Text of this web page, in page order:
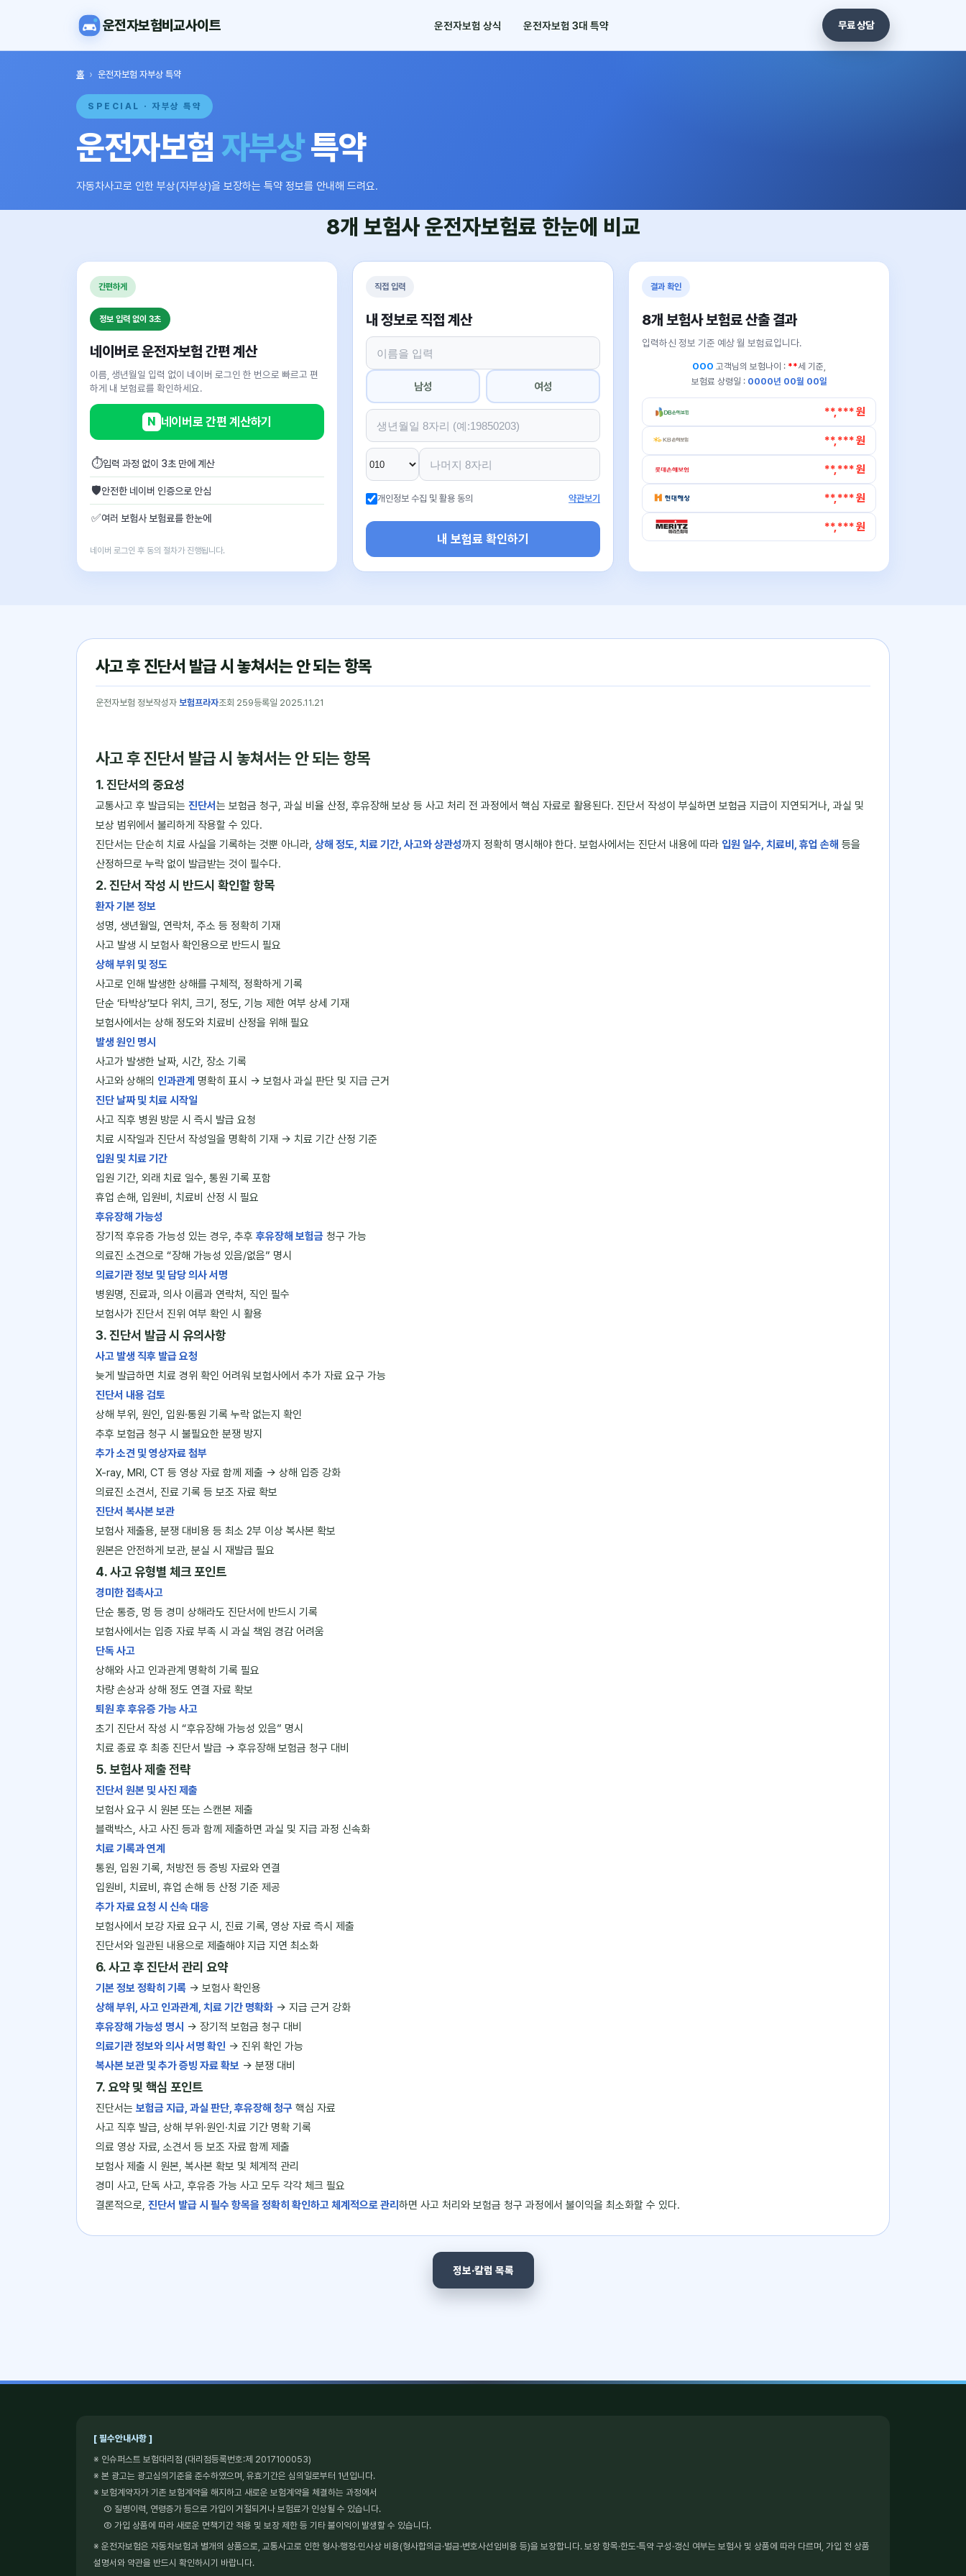
운전자보험비교사이트 운전자보험 상식 운전자보험 3대 특약 무료 상담
홈 › 운전자보험 자부상 특약
SPECIAL · 자부상 특약
운전자보험 자부상특약
자동차사고로 인한 부상(자부상)을 보장하는 특약 정보를 안내해 드려요.
8개 보험사운전자보험료 한눈에 비교
간편하게
정보 입력 없이 3초
네이버로 운전자보험 간편 계산
이름, 생년월일 입력 없이 네이버 로그인 한 번으로 빠르고 편
하게 내 보험료를 확인하세요.
N 네이버로 간편 계산하기
⏱입력 과정 없이 3초 만에 계산
🛡안전한 네이버 인증으로 안심
✅여러 보험사 보험료를 한눈에
네이버 로그인 후 동의 절차가 진행됩니다.
직접 입력
내 정보로 직접 계산
남성 여성
개인정보 수집 및 활용 동의 약관보기
내 보험료 확인하기
결과 확인
8개 보험사 보험료 산출 결과
입력하신 정보 기준 예상 월 보험료입니다.
OOO 고객님의 보험나이 : **세 기준,
보험료 상령일 : 0000년 00월 00일
**,*** 원
**,*** 원
**,*** 원
**,*** 원
**,*** 원
사고 후 진단서 발급 시 놓쳐서는 안 되는 항목
운전자보험 정보작성자 보험프라자조회 259등록일 2025.11.21
사고 후 진단서 발급 시 놓쳐서는 안 되는 항목
1. 진단서의 중요성
교통사고 후 발급되는 진단서는 보험금 청구, 과실 비율 산정, 후유장해 보상 등 사고 처리 전 과정에서 핵심 자료로 활용된다. 진단서 작성이 부실하면 보험금 지급이 지연되거나, 과실 및
보상 범위에서 불리하게 작용할 수 있다.
진단서는 단순히 치료 사실을 기록하는 것뿐 아니라, 상해 정도, 치료 기간, 사고와 상관성까지 정확히 명시해야 한다. 보험사에서는 진단서 내용에 따라 입원 일수, 치료비, 휴업 손해 등을
산정하므로 누락 없이 발급받는 것이 필수다.
2. 진단서 작성 시 반드시 확인할 항목
환자 기본 정보
성명, 생년월일, 연락처, 주소 등 정확히 기재
사고 발생 시 보험사 확인용으로 반드시 필요
상해 부위 및 정도
사고로 인해 발생한 상해를 구체적, 정확하게 기록
단순 ‘타박상’보다 위치, 크기, 정도, 기능 제한 여부 상세 기재
보험사에서는 상해 정도와 치료비 산정을 위해 필요
발생 원인 명시
사고가 발생한 날짜, 시간, 장소 기록
사고와 상해의 인과관계 명확히 표시 → 보험사 과실 판단 및 지급 근거
진단 날짜 및 치료 시작일
사고 직후 병원 방문 시 즉시 발급 요청
치료 시작일과 진단서 작성일을 명확히 기재 → 치료 기간 산정 기준
입원 및 치료 기간
입원 기간, 외래 치료 일수, 통원 기록 포함
휴업 손해, 입원비, 치료비 산정 시 필요
후유장해 가능성
장기적 후유증 가능성 있는 경우, 추후 후유장해 보험금 청구 가능
의료진 소견으로 “장해 가능성 있음/없음” 명시
의료기관 정보 및 담당 의사 서명
병원명, 진료과, 의사 이름과 연락처, 직인 필수
보험사가 진단서 진위 여부 확인 시 활용
3. 진단서 발급 시 유의사항
사고 발생 직후 발급 요청
늦게 발급하면 치료 경위 확인 어려워 보험사에서 추가 자료 요구 가능
진단서 내용 검토
상해 부위, 원인, 입원·통원 기록 누락 없는지 확인
추후 보험금 청구 시 불필요한 분쟁 방지
추가 소견 및 영상자료 첨부
X-ray, MRI, CT 등 영상 자료 함께 제출 → 상해 입증 강화
의료진 소견서, 진료 기록 등 보조 자료 확보
진단서 복사본 보관
보험사 제출용, 분쟁 대비용 등 최소 2부 이상 복사본 확보
원본은 안전하게 보관, 분실 시 재발급 필요
4. 사고 유형별 체크 포인트
경미한 접촉사고
단순 통증, 멍 등 경미 상해라도 진단서에 반드시 기록
보험사에서는 입증 자료 부족 시 과실 책임 경감 어려움
단독 사고
상해와 사고 인과관계 명확히 기록 필요
차량 손상과 상해 정도 연결 자료 확보
퇴원 후 후유증 가능 사고
초기 진단서 작성 시 “후유장해 가능성 있음” 명시
치료 종료 후 최종 진단서 발급 → 후유장해 보험금 청구 대비
5. 보험사 제출 전략
진단서 원본 및 사진 제출
보험사 요구 시 원본 또는 스캔본 제출
블랙박스, 사고 사진 등과 함께 제출하면 과실 및 지급 과정 신속화
치료 기록과 연계
통원, 입원 기록, 처방전 등 증빙 자료와 연결
입원비, 치료비, 휴업 손해 등 산정 기준 제공
추가 자료 요청 시 신속 대응
보험사에서 보강 자료 요구 시, 진료 기록, 영상 자료 즉시 제출
진단서와 일관된 내용으로 제출해야 지급 지연 최소화
6. 사고 후 진단서 관리 요약
기본 정보 정확히 기록 → 보험사 확인용
상해 부위, 사고 인과관계, 치료 기간 명확화 → 지급 근거 강화
후유장해 가능성 명시 → 장기적 보험금 청구 대비
의료기관 정보와 의사 서명 확인 → 진위 확인 가능
복사본 보관 및 추가 증빙 자료 확보 → 분쟁 대비
7. 요약 및 핵심 포인트
진단서는 보험금 지급, 과실 판단, 후유장해 청구 핵심 자료
사고 직후 발급, 상해 부위·원인·치료 기간 명확 기록
의료 영상 자료, 소견서 등 보조 자료 함께 제출
보험사 제출 시 원본, 복사본 확보 및 체계적 관리
경미 사고, 단독 사고, 후유증 가능 사고 모두 각각 체크 필요
결론적으로, 진단서 발급 시 필수 항목을 정확히 확인하고 체계적으로 관리 하면 사고 처리와 보험금 청구 과정에서 불이익을 최소화할 수 있다.
정보·칼럼 목록
[ 필수안내사항 ]
※ 인슈퍼스트 보험대리점 (대리점등록번호:제 2017100053)
※ 본 광고는 광고심의기준을 준수하였으며, 유효기간은 심의일로부터 1년입니다.
※ 보험계약자가 기존 보험계약을 해지하고 새로운 보험계약을 체결하는 과정에서
① 질병이력, 연령증가 등으로 가입이 거절되거나 보험료가 인상될 수 있습니다.
② 가입 상품에 따라 새로운 면책기간 적용 및 보장 제한 등 기타 불이익이 발생할 수 있습니다.
※ 운전자보험은 자동차보험과 별개의 상품으로, 교통사고로 인한 형사·행정·민사상 비용(형사합의금·벌금·변호사선임비용 등)을 보장합니다. 보장 항목·한도·특약 구성·갱신 여부는 보험사 및 상품에 따라 다르며, 가입 전 상품
설명서와 약관을 반드시 확인하시기 바랍니다.